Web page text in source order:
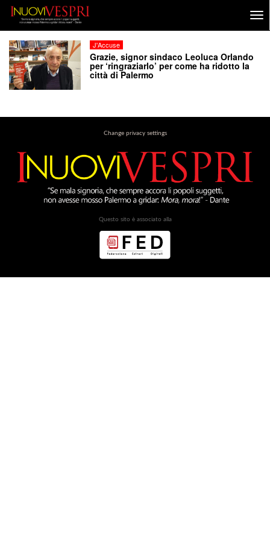
J'Accuse
Grazie, signor sindaco Leoluca Orlando
per ‘ringraziarlo’ per come ha ridotto la
città di Palermo
Change privacy settings
Questo sito è associato alla